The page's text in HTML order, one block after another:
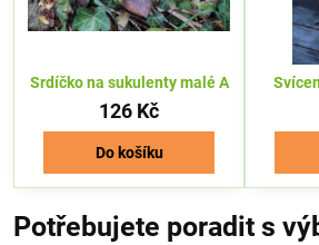
Srdíčko na sukulenty malé A
126 Kč
Do košíku
Potřebujete poradit s